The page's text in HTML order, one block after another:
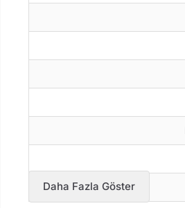
Daha Fazla Göster